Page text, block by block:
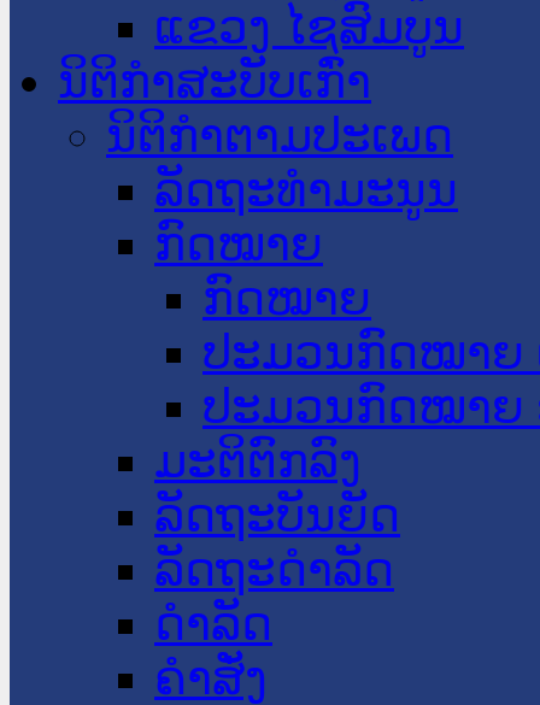
ແຂວງ ໄຊສົມບູນ
ນິຕິກໍາສະບັບເກົ່າ
ນິຕິກຳຕາມປະເພດ
ລັດຖະທໍາມະນູນ
ກົດໝາຍ
ກົດໝາຍ
ປະມວນກົດໝາຍ
ປະມວນກົດໝາຍ
ມະຕິຕົກລົງ
ລັດຖະບັນຍັດ
ລັດຖະດໍາລັດ
ດໍາລັດ
ຄໍາສັ່ງ